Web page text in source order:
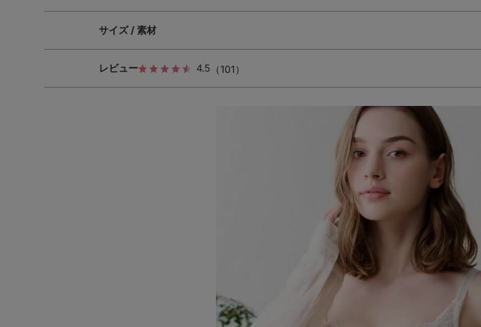
サイズ / 素材
レビュー 4.5 （101）